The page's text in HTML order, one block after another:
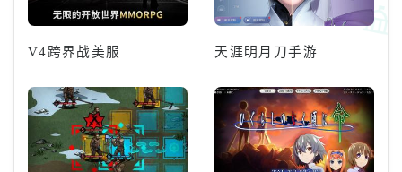
V4跨界战美服 天涯明月刀手游